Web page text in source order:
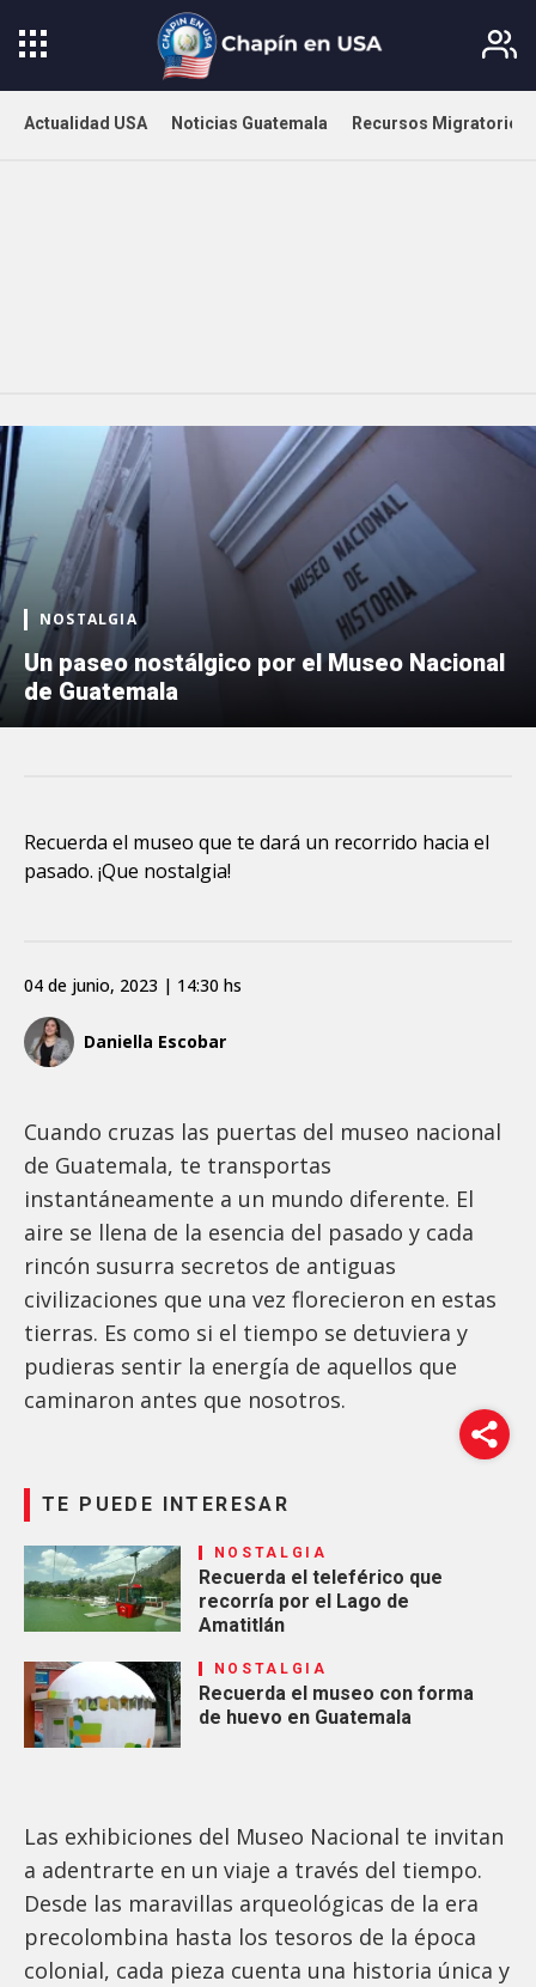
Actualidad USA Noticias Guatemala Recursos Migratorios
NOSTALGIA
Un paseo nostálgico por el Museo Nacional
de Guatemala
Recuerda el museo que te dará un recorrido hacia el
pasado. ¡Que nostalgia!
Daniella Escobar
04 de junio, 2023 | 14:30 hs
Cuando cruzas las puertas del museo nacional
de Guatemala, te transportas
instantáneamente a un mundo diferente. El
aire se llena de la esencia del pasado y cada
rincón susurra secretos de antiguas
civilizaciones que una vez florecieron en estas
tierras. Es como si el tiempo se detuviera y
pudieras sentir la energía de aquellos que
caminaron antes que nosotros.
TE PUEDE INTERESAR
NOSTALGIA
Recuerda el teleférico que
recorría por el Lago de
Amatitlán
NOSTALGIA
Recuerda el museo con forma
de huevo en Guatemala
Las exhibiciones del Museo Nacional te invitan
a adentrarte en un viaje a través del tiempo.
Desde las maravillas arqueológicas de la era
precolombina hasta los tesoros de la época
colonial, cada pieza cuenta una historia única y